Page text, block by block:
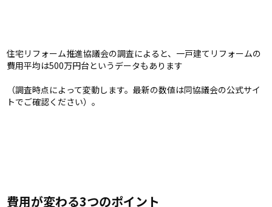
住宅リフォーム推進協議会の調査によると、一戸建てリフォームの
費用平均は500万円台というデータもあります
（調査時点によって変動します。最新の数値は同協議会の公式サイ
トでご確認ください）。
費用が変わる3つのポイント